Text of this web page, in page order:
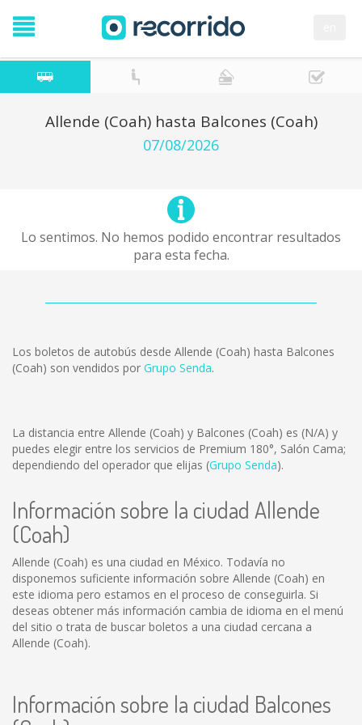
Allende (Coah) hasta Balcones (Coah)
07/08/2026
Lo sentimos. No hemos podido encontrar resultados
para esta fecha.
Los boletos de autobús desde Allende (Coah) hasta Balcones
(Coah) son vendidos por Grupo Senda.
La distancia entre Allende (Coah) y Balcones (Coah) es (N/A) y
puedes elegir entre los servicios de Premium 180°, Salón Cama;
dependiendo del operador que elijas (Grupo Senda).
Información sobre la ciudad Allende
(Coah)
Allende (Coah) es una ciudad en México. Todavía no
disponemos suficiente información sobre Allende (Coah) en
este idioma pero estamos en el proceso de conseguirla. Si
deseas obtener más información cambia de idioma en el menú
del sitio o trata de buscar boletos a una ciudad cercana a
Allende (Coah).
Información sobre la ciudad Balcones